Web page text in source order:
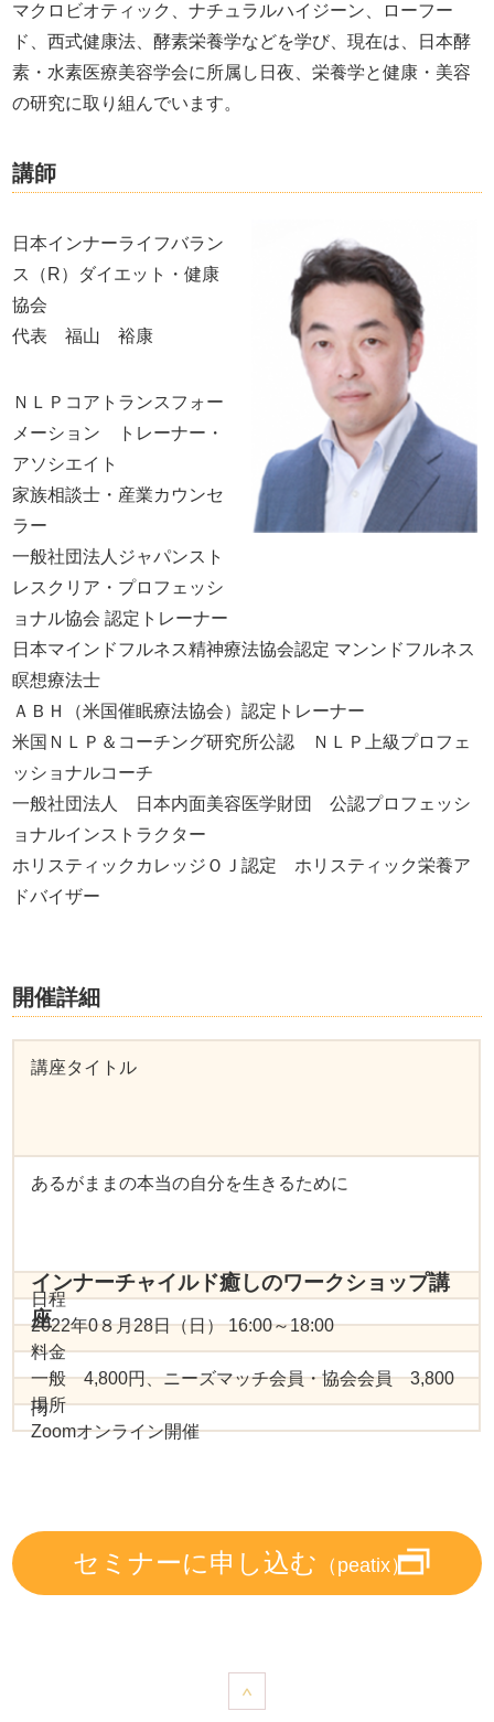
マクロビオティック、ナチュラルハイジーン、ローフー
ド、西式健康法、酵素栄養学などを学び、現在は、日本酵
素・水素医療美容学会に所属し日夜、栄養学と健康・美容
の研究に取り組んでいます。
講師
日本インナーライフバラン
ス（R）ダイエット・健康
協会
代表 福山 裕康
ＮＬＰコアトランスフォー
メーション トレーナー・
アソシエイト
家族相談士・産業カウンセ
ラー
一般社団法人ジャパンスト
レスクリア・プロフェッシ
ョナル協会 認定トレーナー
日本マインドフルネス精神療法協会認定 マンンドフルネス
瞑想療法士
ＡＢＨ（米国催眠療法協会）認定トレーナー
米国ＮＬＰ＆コーチング研究所公認 ＮＬＰ上級プロフェ
ッショナルコーチ
一般社団法人 日本内面美容医学財団 公認プロフェッシ
ョナルインストラクター
ホリスティックカレッジＯＪ認定 ホリスティック栄養ア
ドバイザー
開催詳細
講座タイトル
あるがままの本当の自分を生きるために
インナーチャイルド癒しのワークショップ講
座
日程
2022年0８月28日（日） 16:00～18:00
料金
一般 4,800円、ニーズマッチ会員・協会会員 3,800
円
場所
Zoomオンライン開催
セミナーに申し込む （peatix）